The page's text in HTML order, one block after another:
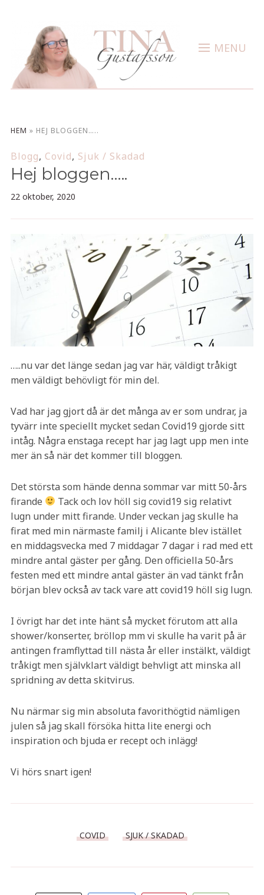
MENU
HEM » HEJ BLOGGEN…..
Blogg, Covid, Sjuk / Skadad
Hej bloggen…..
22 oktober, 2020
…..nu var det länge sedan jag var här, väldigt tråkigt
men väldigt behövligt för min del.
Vad har jag gjort då är det många av er som undrar, ja
tyvärr inte speciellt mycket sedan Covid19 gjorde sitt
intåg. Några enstaga recept har jag lagt upp men inte
mer än så när det kommer till bloggen.
Det största som hände denna sommar var mitt 50-års
firande
Tack och lov höll sig covid19 sig relativt
lugn under mitt firande. Under veckan jag skulle ha
firat med min närmaste familj i Alicante blev istället
en middagsvecka med 7 middagar 7 dagar i rad med ett
mindre antal gäster per gång. Den officiella 50-års
festen med ett mindre antal gäster än vad tänkt från
början blev också av tack vare att covid19 höll sig lugn.
I övrigt har det inte hänt så mycket förutom att alla
shower/konserter, bröllop mm vi skulle ha varit på är
antingen framflyttad till nästa år eller instälkt, väldigt
tråkigt men självklart väldigt behvligt att minska all
spridning av detta skitvirus.
Nu närmar sig min absoluta favorithögtid nämligen
julen så jag skall försöka hitta lite energi och
inspiration och bjuda er recept och inlägg!
Vi hörs snart igen!
COVID SJUK / SKADAD